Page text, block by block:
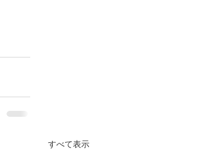
すべて表示